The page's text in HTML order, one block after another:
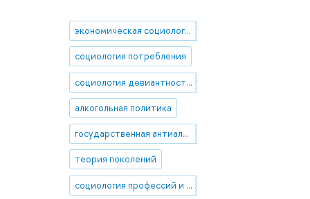
экономическая социология
социология потребления
социология девиантности и социального контроля
алкогольная политика
государственная антиалкогольная политика
теория поколений
социология профессий и занятий